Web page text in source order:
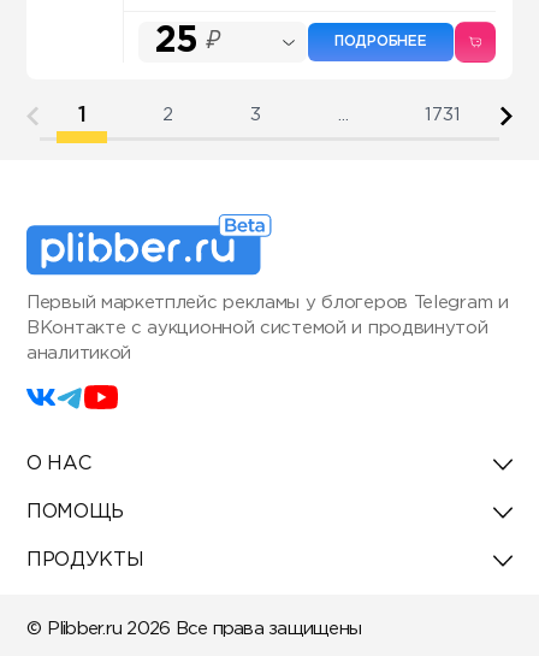
25 ₽ ПОДРОБНЕЕ
1 2 3 1731
Первый маркетплейс рекламы у блогеров Telegram и
ВКонтакте с аукционной системой и продвинутой
аналитикой
О НАС
ПОМОЩЬ
ПРОДУКТЫ
© Plibber.ru 2026 Все права защищены